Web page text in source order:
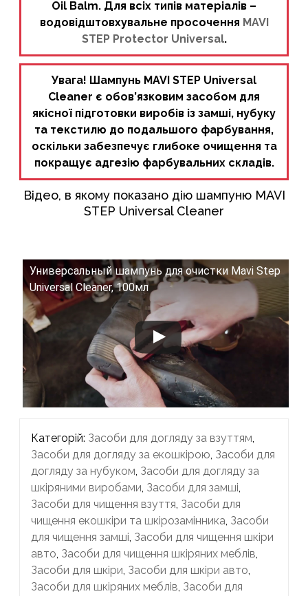
Oil Balm. Для всіх типів матеріалів –
водовідштовхувальне просочення MAVI
STEP Protector Universal.
Увага! Шампунь MAVI STEP Universal
Cleaner є обов’язковим засобом для
якісної підготовки виробів із замші, нубуку
та текстилю до подальшого фарбування,
оскільки забезпечує глибоке очищення та
покращує адгезію фарбувальних складів.
Відео, в якому показано дію шампуню MAVI
STEP Universal Cleaner
Универсальный шампунь для очистки Mavi Step
Universal Cleaner, 100мл
Категорій: Засоби для догляду за взуттям,
Засоби для догляду за екошкірою, Засоби для
догляду за нубуком, Засоби для догляду за
шкіряними виробами, Засоби для замші,
Засоби для чищення взуття, Засоби для
чищення екошкіри та шкірозамінника, Засоби
для чищення замші, Засоби для чищення шкіри
авто, Засоби для чищення шкіряних меблів,
Засоби для шкіри, Засоби для шкіри авто,
Засоби для шкіряних меблів, Засоби для